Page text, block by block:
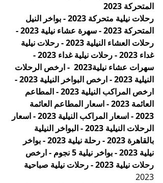
المتحركة 2023
رحلات نيلية متحركة 2023 - بواخر النيل
المتحركة 2023 - سهرة عشاء نيلية 2023 -
رحلات العشاء النيلية 2023 - رحلات نيلية
غداء 2023 - رحلات نيلية غداء 2023 -
سهرات عشاء نيلية2023  - ارخص الرحلات
النيلية 2023 - ارخص البواخر النيلية 2023 -
ارخص المراكب النيلية 2023 - المطاعم
العائمة 2023 - اسعار المطاعم العائمة
2023 - اسعار المراكب النيلية 2023 - اسعار
الرحلات النيلية 2023 - البواخر النيلية
بالقاهرة 2023 - رحلة نيلية 2023 - بواخر
نيلية 2023 - بواخر نيلية 5 نجوم - ارخص
رحلات نيلية 2023 - رحلات نيلية صباحية
2023